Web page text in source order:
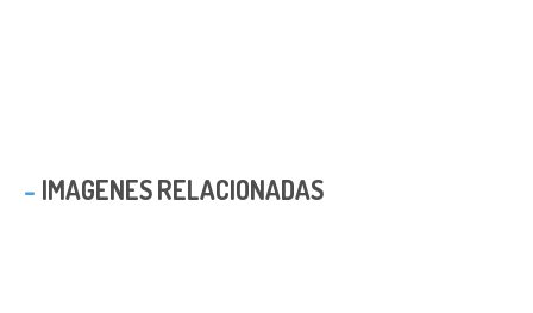
IMAGENES RELACIONADAS